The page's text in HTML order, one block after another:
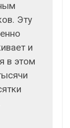
Эту
и
в этом